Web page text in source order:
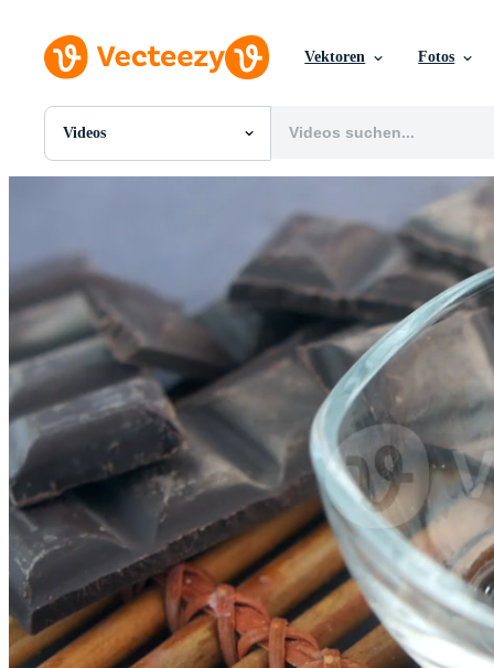
Vektoren Fotos
Videos
Alle Bilder
Vorlagen
Videos
Motion Graphics
Redaktionelle Bilder
Redaktionelle Ereignisse